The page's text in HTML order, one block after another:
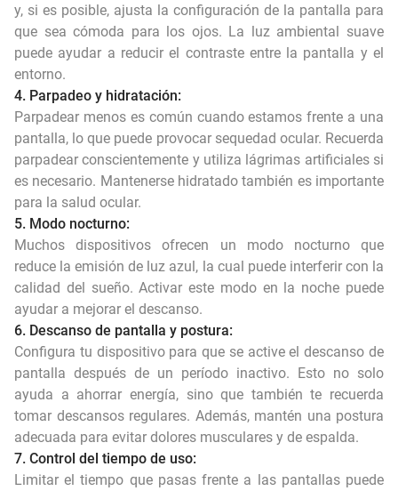
y, si es posible, ajusta la configuración de la pantalla para
que sea cómoda para los ojos. La luz ambiental suave
puede ayudar a reducir el contraste entre la pantalla y el
entorno.
4. Parpadeo y hidratación:
Parpadear menos es común cuando estamos frente a una
pantalla, lo que puede provocar sequedad ocular. Recuerda
parpadear conscientemente y utiliza lágrimas artificiales si
es necesario. Mantenerse hidratado también es importante
para la salud ocular.
5. Modo nocturno:
Muchos dispositivos ofrecen un modo nocturno que
reduce la emisión de luz azul, la cual puede interferir con la
calidad del sueño. Activar este modo en la noche puede
ayudar a mejorar el descanso.
6. Descanso de pantalla y postura:
Configura tu dispositivo para que se active el descanso de
pantalla después de un período inactivo. Esto no solo
ayuda a ahorrar energía, sino que también te recuerda
tomar descansos regulares. Además, mantén una postura
adecuada para evitar dolores musculares y de espalda.
7. Control del tiempo de uso:
Limitar el tiempo que pasas frente a las pantallas puede